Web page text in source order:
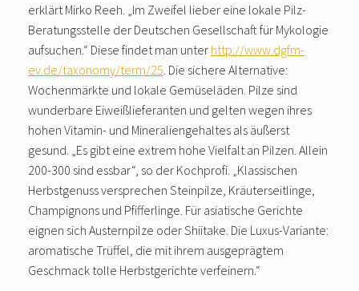
erklärt Mirko Reeh. „Im Zweifel lieber eine lokale Pilz-
Beratungsstelle der Deutschen Gesellschaft für Mykologie
aufsuchen.“ Diese findet man unter http://www.dgfm-
ev.de/taxonomy/term/25. Die sichere Alternative:
Wochenmärkte und lokale Gemüseläden. Pilze sind
wunderbare Eiweißlieferanten und gelten wegen ihres
hohen Vitamin- und Mineraliengehaltes als äußerst
gesund. „Es gibt eine extrem hohe Vielfalt an Pilzen. Allein
200-300 sind essbar“, so der Kochprofi. „Klassischen
Herbstgenuss versprechen Steinpilze, Kräuterseitlinge,
Champignons und Pfifferlinge. Für asiatische Gerichte
eignen sich Austernpilze oder Shiitake. Die Luxus-Variante:
aromatische Trüffel, die mit ihrem ausgeprägtem
Geschmack tolle Herbstgerichte verfeinern.“